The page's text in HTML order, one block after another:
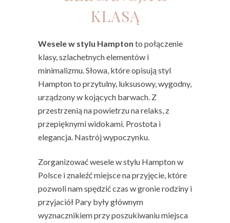
KLASĄ
Wesele w stylu Hampton to połączenie
klasy, szlachetnych elementów i
minimalizmu. Słowa, które opisują styl
Hampton to przytulny, luksusowy, wygodny,
urządzony w kojących barwach. Z
przestrzenią na powietrzu na relaks, z
przepięknymi widokami. Prostota i
elegancja. Nastrój wypoczynku.
Zorganizować wesele w stylu Hampton w
Polsce i znaleźć miejsce na przyjęcie, które
pozwoli nam spędzić czas w gronie rodziny i
przyjaciół Pary były głównym
wyznacznikiem przy poszukiwaniu miejsca